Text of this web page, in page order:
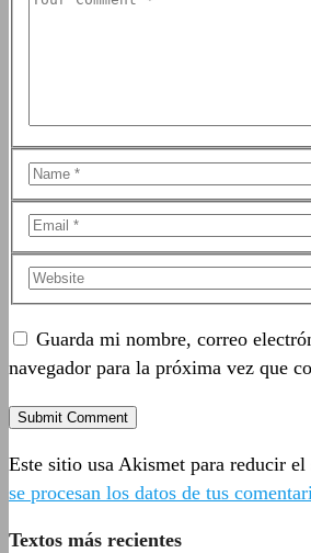
Guarda mi nombre, correo
navegador para la próxima vez que
Este sitio usa Akismet para reducir el
se procesan los datos de tus
Textos más recientes